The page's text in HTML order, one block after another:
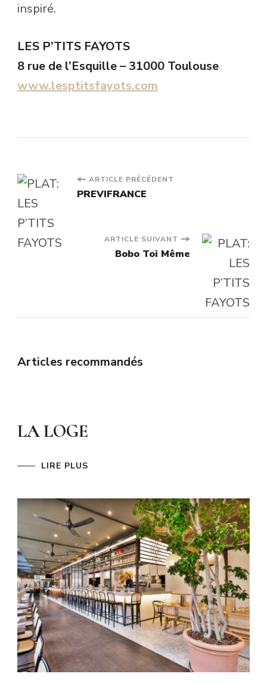
inspiré.
LES P’TITS FAYOTS
8 rue de l’Esquille – 31000 Toulouse
www.lesptitsfayots.com
Navigation
d'article
ARTICLE PRÉCÉDENT
PREVIFRANCE
ARTICLE SUIVANT
Bobo Toi Même
Articles recommandés
LA LOGE
LIRE PLUS